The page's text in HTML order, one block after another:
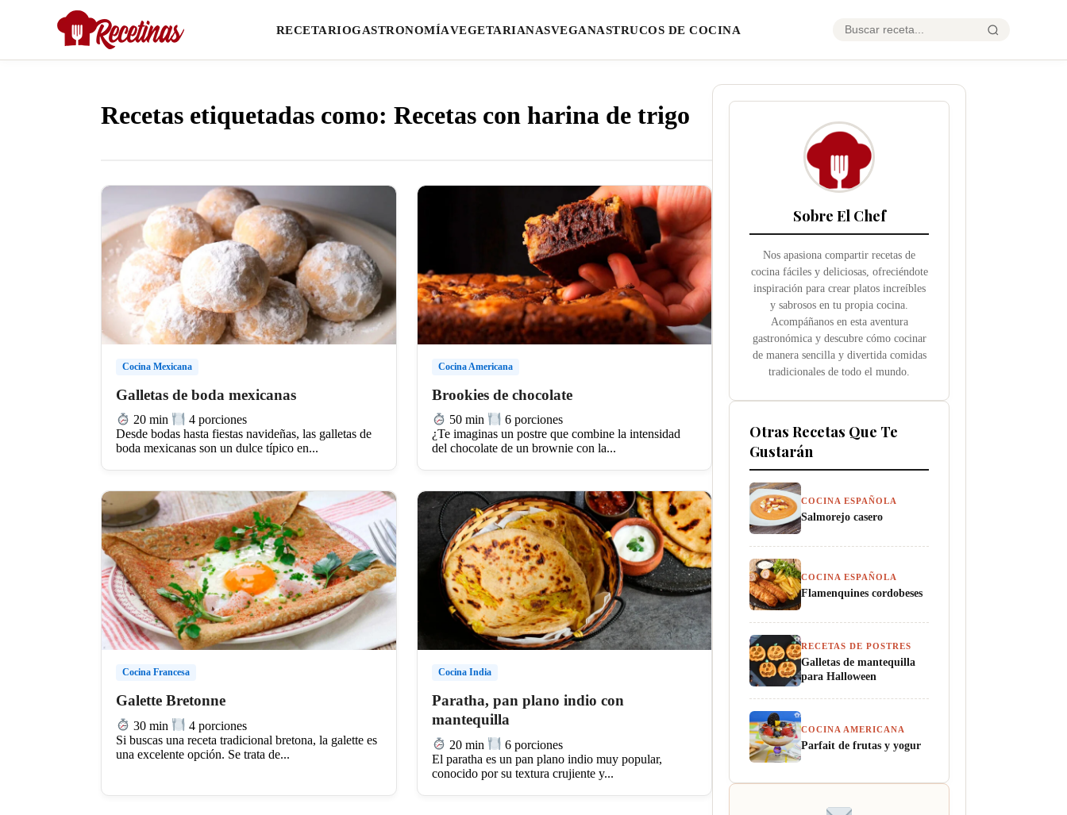
RECETARIOGASTRONOMÍAVEGETARIANASVEGANASTRUCOS DE COCINA
Recetas etiquetadas como: Recetas con harina de trigo
Cocina Mexicana
Galletas de boda mexicanas
20 min
4 porciones
Desde bodas hasta fiestas navideñas, las galletas de
boda mexicanas son un dulce típico en...
Cocina Americana
Brookies de chocolate
50 min
6 porciones
¿Te imaginas un postre que combine la intensidad
del chocolate de un brownie con la...
Cocina Francesa
Galette Bretonne
30 min
4 porciones
Si buscas una receta tradicional bretona, la galette es
una excelente opción. Se trata de...
Cocina India
Paratha, pan plano indio con
mantequilla
20 min
6 porciones
El paratha es un pan plano indio muy popular,
conocido por su textura crujiente y...
Sobre El Chef
Nos apasiona compartir recetas de
cocina fáciles y deliciosas, ofreciéndote
inspiración para crear platos increíbles
y sabrosos en tu propia cocina.
Acompáñanos en esta aventura
gastronómica y descubre cómo cocinar
de manera sencilla y divertida comidas
tradicionales de todo el mundo.
Otras Recetas Que Te
Gustarán
COCINA ESPAÑOLA
Salmorejo casero
COCINA ESPAÑOLA
Flamenquines cordobeses
RECETAS DE POSTRES
Galletas de mantequilla
para Halloween
COCINA AMERICANA
Parfait de frutas y yogur